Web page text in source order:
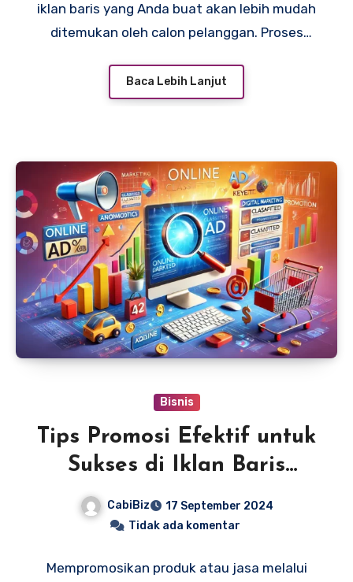
iklan baris yang Anda buat akan lebih mudah
ditemukan oleh calon pelanggan. Proses
membantu mendatangkan lebih banyak
pengunjung, tapi juga dapat meningkatkan
mengoptimalkan SEO iklan Anda.
Baca Lebih Lanjut
Bisnis
Tips Promosi Efektif untuk
Sukses di Iklan Baris
CabiBiz
17 September 2024
Tidak ada komentar
Mempromosikan produk atau jasa melalui